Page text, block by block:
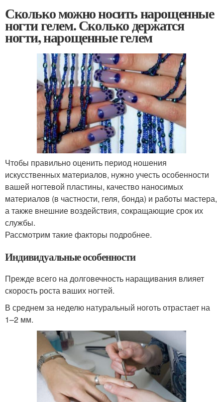
Сколько можно носить нарощенные
ногти гелем. Сколько держатся
ногти, нарощенные гелем
Чтобы правильно оценить период ношения
искусственных материалов, нужно учесть особенности
вашей ногтевой пластины, качество наносимых
материалов (в частности, геля, бонда) и работы мастера,
а также внешние воздействия, сокращающие срок их
службы.
Рассмотрим такие факторы подробнее.
Индивидуальные особенности
Прежде всего на долговечность наращивания влияет
скорость роста ваших ногтей.
В среднем за неделю натуральный ноготь отрастает на
1–2 мм.